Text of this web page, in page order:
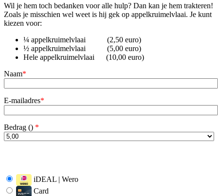
Wil je hem toch bedanken voor alle hulp? Dan kan je hem trakteren!
Zoals je misschien wel weet is hij gek op appelkruimelvlaai. Je kunt
kiezen voor:
¼ appelkruimelvlaai (2,50 euro)
½ appelkruimelvlaai (5,00 euro)
Hele appelkruimelvlaai (10,00 euro)
Naam*
E-mailadres*
Bedrag () *
iDEAL | Wero
Card